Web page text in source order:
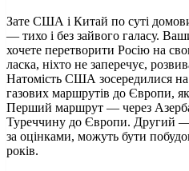
Зате США і Китай по суті
— тихо і без зайвого галасу.
хочете перетворити Росію на
ласка, ніхто не заперечує,
Натомість США зосередилися
газових маршрутів до Європи,
Перший маршрут — через
Туреччину до Європи. Другий
за оцінками, можуть бути
років.